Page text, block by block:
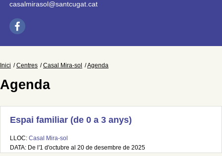
casalmirasol@santcugat.cat
Inici Centres Casal Mira-sol Agenda
Agenda
Espai familiar (de 0 a 3 anys)
LLOC: Casal Mira-sol
DATA: De l'1 d'octubre al 20 de desembre de 2025